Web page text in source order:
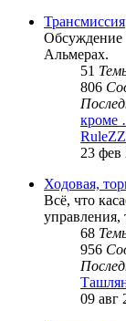
Трансмиссия
Альмерах.
51
806
кроме
23 фев
Ходовая,
Всё, что
управления,
68
956
09 авг